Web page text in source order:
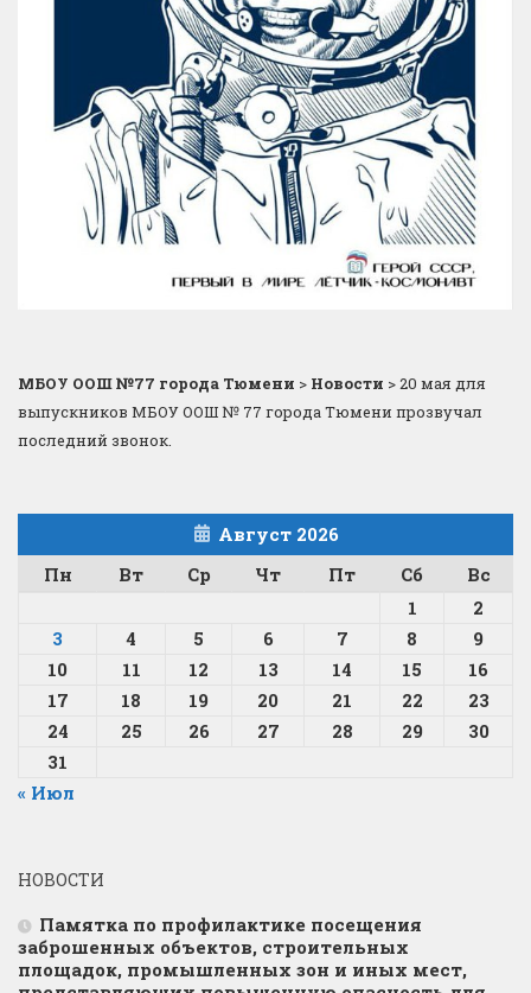
МБОУ ООШ №77 города Тюмени > Новости >20 мая для
выпускников МБОУ ООШ № 77 города Тюмени прозвучал
последний звонок.
Август 2026
Пн
Вт Ср Чт Пт Сб
Вс
1
2
3
4 5 6 7 8
9
10
11 12 13 14 15
16
17
18 19 20 21 22
23
24
25 26 27 28 29
30
31
« Июл
НОВОСТИ
Памятка по профилактике посещения
заброшенных объектов, строительных
площадок, промышленных зон и иных мест,